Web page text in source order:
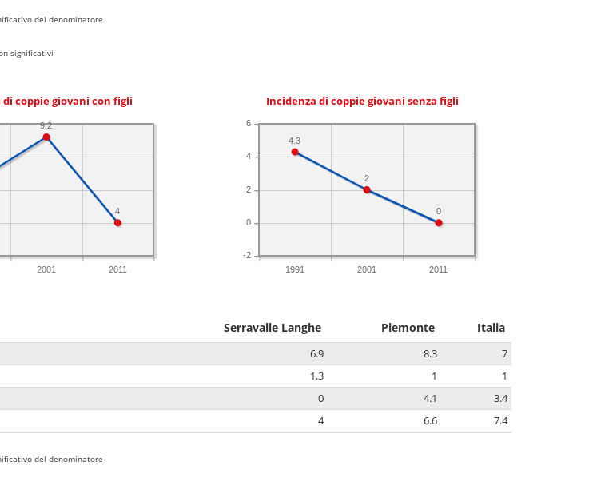
del denominatore
significativi
di coppie giovani con figli
2001 2011
4
9.2
Incidenza di coppie giovani senza figli
1991 2001 2011
-2
0
2
4
6
0
2
4.3
Serravalle Langhe Piemonte Italia
6.9 8.3
7
1.3 1
1
0 4.1
3.4
4 6.6 7.4
del denominatore